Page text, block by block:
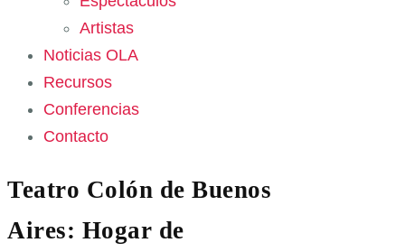
Artistas
Noticias OLA
Recursos
Conferencias
Contacto
Teatro Colón de Buenos
Aires: Hogar de